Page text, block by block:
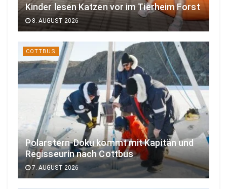
Kinder lesen Katzen vor im Tierheim Forst
8. AUGUST 2026
COTTBUS
Polarstern-Doku kommt mit Kapitän und
Regisseurin nach Cottbus
7. AUGUST 2026